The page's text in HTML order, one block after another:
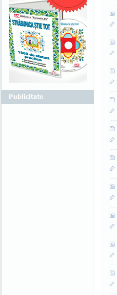
Publicitate